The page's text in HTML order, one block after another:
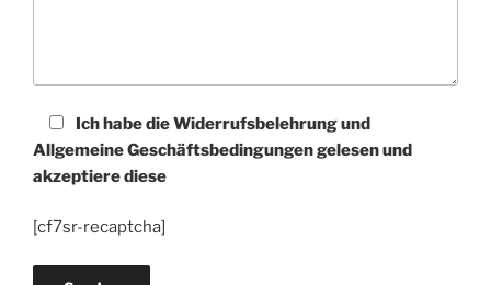
Ich habe die Widerrufsbelehrung und
Allgemeine Geschäftsbedingungen gelesen und
akzeptiere diese
[cf7sr-recaptcha]